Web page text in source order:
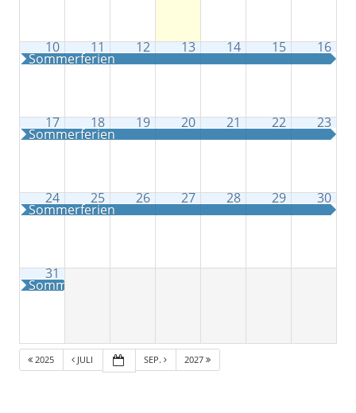
10
Sommerferien
11 12 13 14 15 16
17
Sommerferien
18 19 20 21 22 23
24
Sommerferien
25 26 27 28 29 30
31
Sommerferien
2025 JULI SEP. 2027